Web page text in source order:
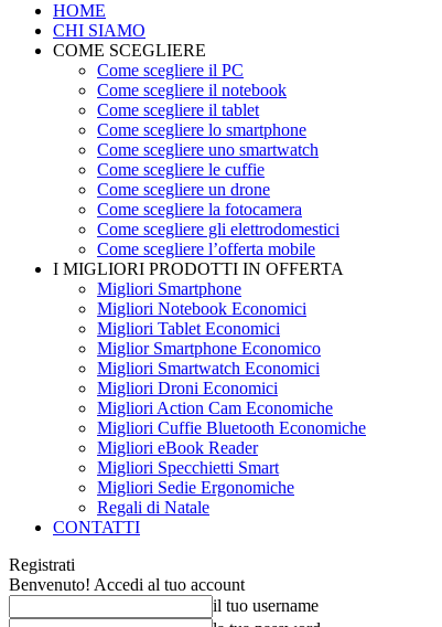
HOME
CHI SIAMO
COME SCEGLIERE
Come scegliere il PC
Come scegliere il notebook
Come scegliere il tablet
Come scegliere lo smartphone
Come scegliere uno smartwatch
Come scegliere le cuffie
Come scegliere un drone
Come scegliere la fotocamera
Come scegliere gli elettrodomestici
Come scegliere l’offerta mobile
I MIGLIORI PRODOTTI IN OFFERTA
Migliori Smartphone
Migliori Notebook Economici
Migliori Tablet Economici
Miglior Smartphone Economico
Migliori Smartwatch Economici
Migliori Droni Economici
Migliori Action Cam Economiche
Migliori Cuffie Bluetooth Economiche
Migliori eBook Reader
Migliori Specchietti Smart
Migliori Sedie Ergonomiche
Regali di Natale
CONTATTI
Registrati
Benvenuto! Accedi al tuo account
il tuo username